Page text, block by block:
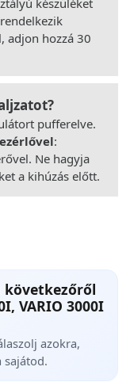
adjon hozzá 30
pufferelve.
:
Ne hagyja
a kihúzás előtt.
következőről
VARIO 3000I
azokra,
sajátod.